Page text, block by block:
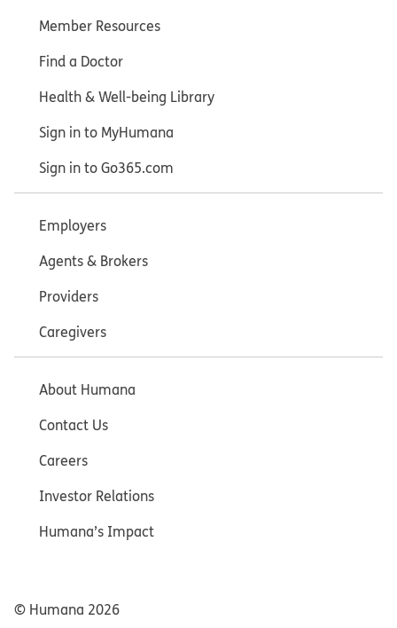
Member Resources
Find a Doctor
Health & Well-being Library
Sign in to MyHumana
Sign in to Go365.com
Employers
Agents & Brokers
Providers
Caregivers
About Humana
Contact Us
Careers
Investor Relations
Humana’s Impact
© Humana 2026